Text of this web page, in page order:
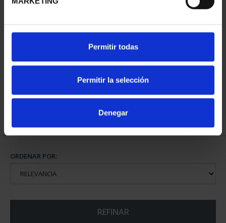
Permitir todas
Permitir la selección
Denegar
PROVINCIA COLECCION
COMPLET...
ORDENAR POR:
REFINAR